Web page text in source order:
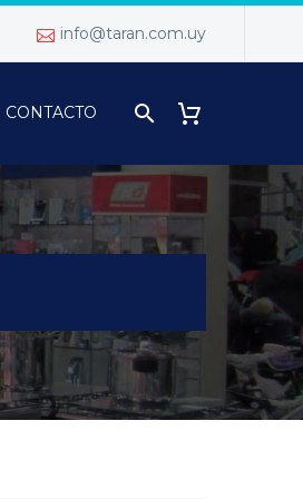
info@taran.com.uy
CONTACTO